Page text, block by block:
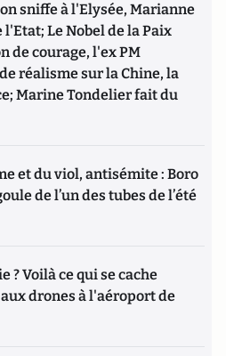
sniffe à l'Elysée, Marianne
Le Nobel de la Paix
de courage, l'ex PM
réalisme sur la Chine, la
Marine Tondelier fait du
et du viol, antisémite : Boro
de l’un des tubes de l’été
? Voilà ce qui se cache
drones à l'aéroport de